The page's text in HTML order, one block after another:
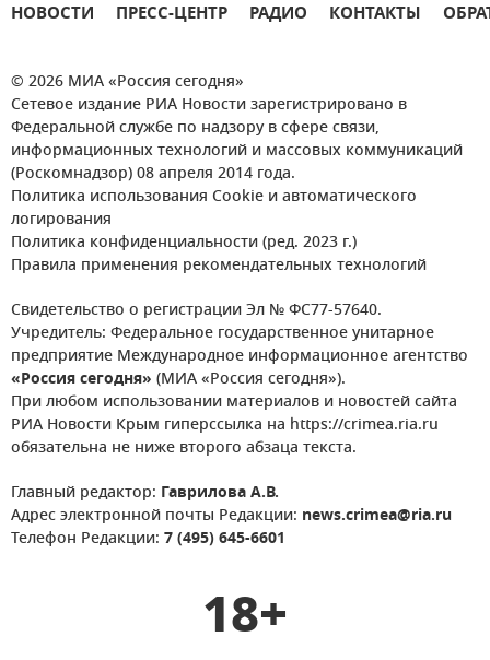
НОВОСТИ ПРЕСС-ЦЕНТР РАДИО КОНТАКТЫ
© 2026 МИА «Россия сегодня»
Сетевое издание РИА Новости зарегистрировано в
Федеральной службе по надзору в сфере связи,
информационных технологий и массовых коммуникаций
(Роскомнадзор) 08 апреля 2014 года.
Политика использования Cookie и автоматического
логирования
Политика конфиденциальности (ред. 2023 г.)
Правила применения рекомендательных технологий
Свидетельство о регистрации Эл № ФС77-57640.
Учредитель: Федеральное государственное унитарное
предприятие Международное информационное агентство
«Россия сегодня» (МИА «Россия сегодня»).
При любом использовании материалов и новостей сайта
РИА Новости Крым гиперссылка на https://crimea.ria.ru
обязательна не ниже второго абзаца текста.
Главный редактор: Гаврилова А.В.
Адрес электронной почты Редакции: news.crimea@ria.ru
Телефон Редакции: 7 (495) 645-6601
18+